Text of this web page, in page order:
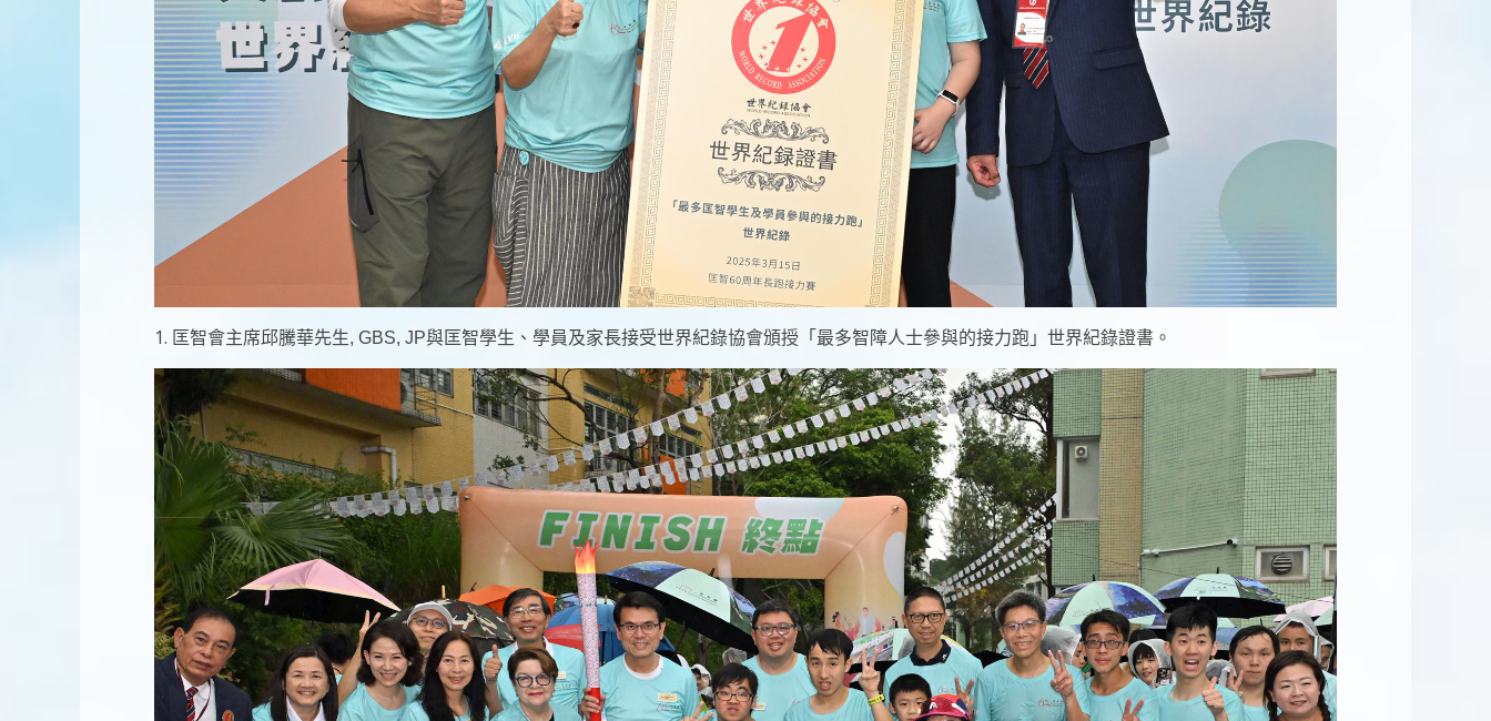
1. 匡智會主席邱騰華先生, GBS, JP與匡智學生、學員及家長接受世界紀錄協會頒授「最多智障人士參與的接力跑」世界紀錄證書。